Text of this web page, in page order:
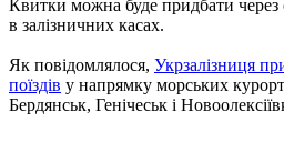
Квитки можна буде придбати через
в залізничних касах.
Як повідомлялося, Укрзалізниця
поїздів у напрямку морських
Бердянськ, Генічеськ і